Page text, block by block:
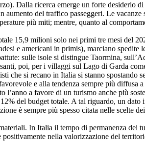
Dalla ricerca emerge un forte desiderio
del traffico passeggeri. Le
più miti; mentre, quanto al
15,9 milioni solo nei primi tre mesi del
e americani in primis), marciano spedite
sulle isole si distingue Taormina,
poi, per i villaggi sul Lago di Garda
si recano in Italia si stanno spostando
e alla tendenza sempre più diffusa
l’anno a favore di un turismo anche più
del budget totale. A tal riguardo, un dato
è sempre più spesso citata nelle scelte
In Italia il tempo di permanenza dei
nella valorizzazione del